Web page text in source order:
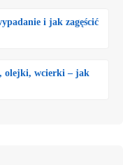
i jak zagęścić
olejki, wcierki – jak